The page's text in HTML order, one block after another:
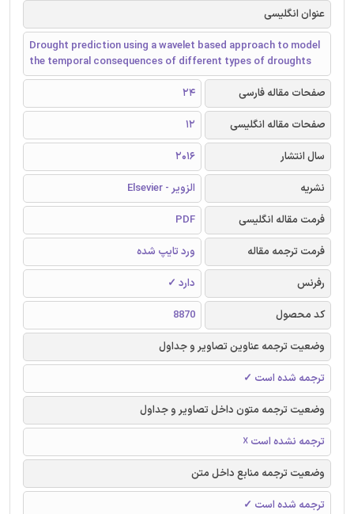
عنوان انگلیسی
Drought prediction using a wavelet based approach to model
the temporal consequences of different types of droughts
صفحات مقاله فارسی
24
صفحات مقاله انگلیسی
12
سال انتشار
2016
نشریه
الزویر - Elsevier
فرمت مقاله انگلیسی
PDF
فرمت ترجمه مقاله
ورد تایپ شده
رفرنس
دارد ✓
کد محصول
8870
وضعیت ترجمه عناوین تصاویر و جداول
ترجمه شده است ✓
وضعیت ترجمه متون داخل تصاویر و جداول
ترجمه نشده است ☓
وضعیت ترجمه منابع داخل متن
ترجمه شده است ✓